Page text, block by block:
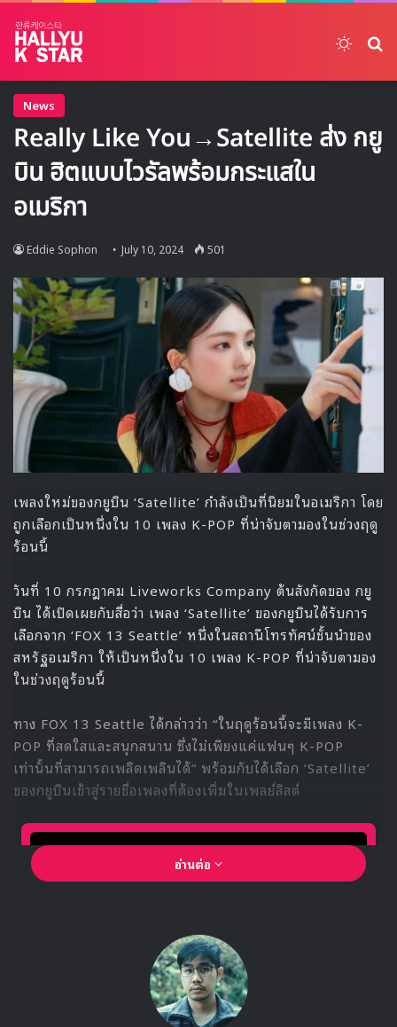
News
Really Like You→Satellite ส่ง กยู
บิน ฮิตแบบไวรัลพร้อมกระแสใน
อเมริกา
Eddie Sophon July 10, 2024 501
เพลงใหม่ของกยูบิน ‘Satellite’ กำลังเป็นที่นิยมในอเมริกา โดย
ถูกเลือกเป็นหนึ่งใน 10 เพลง K-POP ที่น่าจับตามองในช่วงฤดู
ร้อนนี้
วันที่ 10 กรกฎาคม Liveworks Company ต้นสังกัดของ กยู
บิน ได้เปิดเผยกับสื่อว่า เพลง ‘Satellite’ ของกยูบินได้รับการ
เลือกจาก ‘FOX 13 Seattle’ หนึ่งในสถานีโทรทัศน์ชั้นนำของ
สหรัฐอเมริกา ให้เป็นหนึ่งใน 10 เพลง K-POP ที่น่าจับตามอง
ในช่วงฤดูร้อนนี้
ทาง FOX 13 Seattle ได้กล่าวว่า “ในฤดูร้อนนี้จะมีเพลง K-
POP ที่สดใสและสนุกสนาน ซึ่งไม่เพียงแค่แฟนๆ K-POP
เท่านั้นที่สามารถเพลิดเพลินได้” พร้อมกับได้เลือก ‘Satellite’
ของกยูบินเข้าสู่รายชื่อเพลงที่ต้องเพิ่มในเพลย์ลิสต์
อ่านต่อ